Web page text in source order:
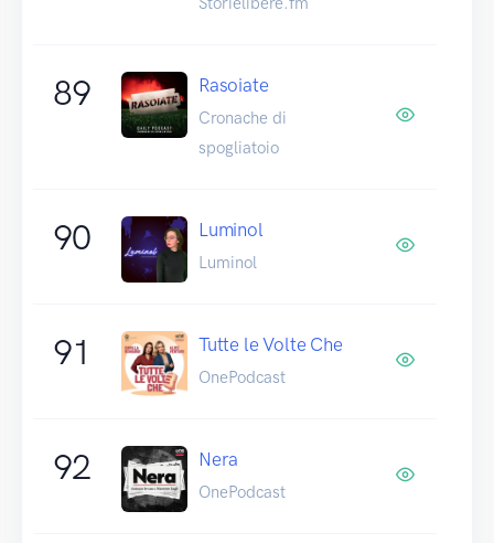
89 Rasoiate
Cronache di
spogliatoio
90 Luminol
Luminol
91 Tutte le Volte Che
OnePodcast
92 Nera
OnePodcast